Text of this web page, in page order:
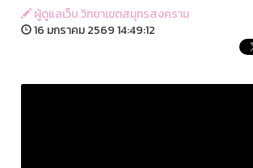
ผู้ดูแลเว็บ วิทยาเขตสมุทรสงคราม
16 มกราคม 2569 14:49:12